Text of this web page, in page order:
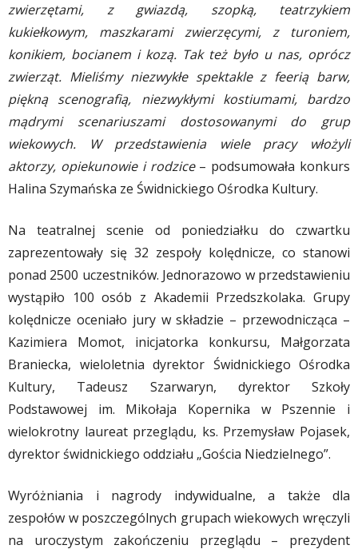
zwierzętami, z gwiazdą, szopką, teatrzykiem
kukiełkowym, maszkarami zwierzęcymi, z turoniem,
konikiem, bocianem i kozą. Tak też było u nas, oprócz
zwierząt. Mieliśmy niezwykłe spektakle z feerią barw,
piękną scenografią, niezwykłymi kostiumami, bardzo
mądrymi scenariuszami dostosowanymi do grup
wiekowych. W przedstawienia wiele pracy włożyli
aktorzy, opiekunowie i rodzice– podsumowała konkurs
Halina Szymańska ze Świdnickiego Ośrodka Kultury.
Na teatralnej scenie od poniedziałku do czwartku
zaprezentowały się 32 zespoły kolędnicze, co stanowi
ponad 2500 uczestników. Jednorazowo w przedstawieniu
wystąpiło 100 osób z Akademii Przedszkolaka. Grupy
kolędnicze oceniało jury w składzie – przewodnicząca –
Kazimiera Momot, inicjatorka konkursu, Małgorzata
Braniecka, wieloletnia dyrektor Świdnickiego Ośrodka
Kultury, Tadeusz Szarwaryn, dyrektor Szkoły
Podstawowej im. Mikołaja Kopernika w Pszennie i
wielokrotny laureat przeglądu, ks. Przemysław Pojasek,
dyrektor świdnickiego oddziału „Gościa Niedzielnego”.
Wyróżniania i nagrody indywidualne, a także dla
zespołów w poszczególnych grupach wiekowych wręczyli
na uroczystym zakończeniu przeglądu – prezydent